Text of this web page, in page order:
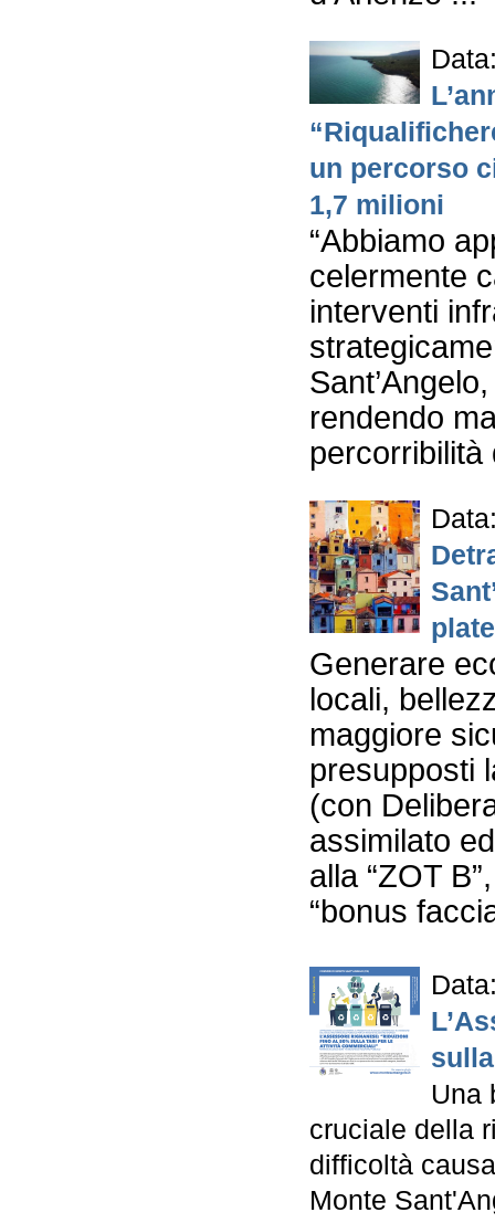
un percorso
1,7 milioni
“Abbiamo
celermente
interventi
rendendo
percorribilità
Generare
locali,
maggiore
presupposti
(con
assimilato
alla “ZOT
“bonus
Una
cruciale della
difficoltà
Monte